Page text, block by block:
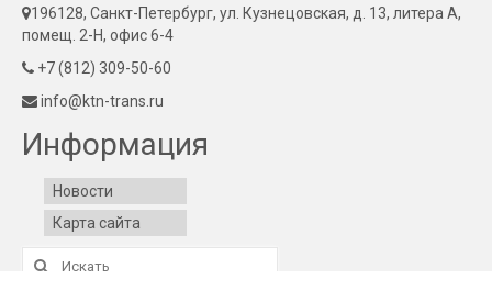
196128, Санкт-Петербург, ул. Кузнецовская, д. 13, литера А,
помещ. 2-Н, офис 6-4
+7 (812) 309-50-60
info@ktn-trans.ru
Информация
Новости
Карта сайта
Искать: